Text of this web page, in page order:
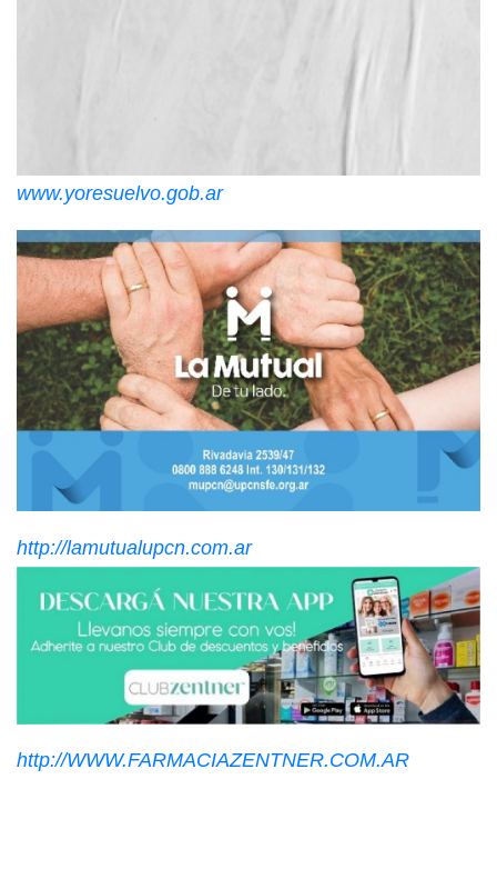
www.yoresuelvo.gob.ar
http://lamutualupcn.com.ar
http://WWW.FARMACIAZENTNER.COM.AR